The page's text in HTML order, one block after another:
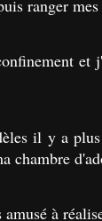
ranger
et
il y a
chambre
à